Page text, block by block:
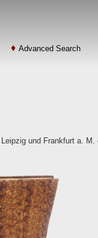
Advanced Search
und Frankfurt a.